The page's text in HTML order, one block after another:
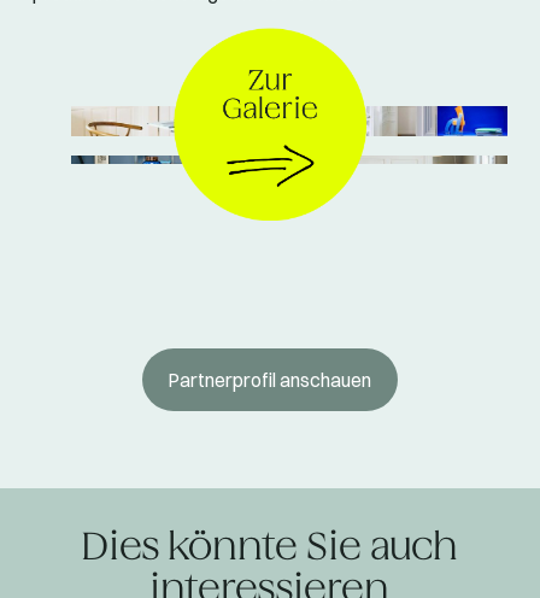
© USM
Partnerprofil anschauen
Dies könnte Sie auch
interessieren